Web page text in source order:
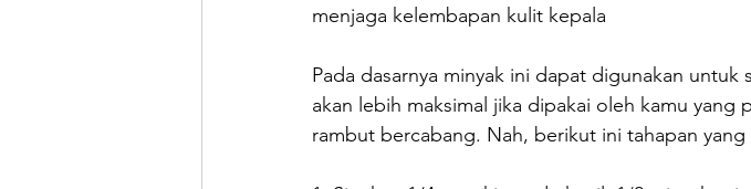
menjaga kelembapan kulit kepala
Pada dasarnya minyak ini dapat digunakan untuk
akan lebih maksimal jika dipakai oleh kamu yang
rambut bercabang. Nah, berikut ini tahapan yang